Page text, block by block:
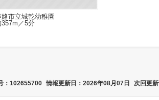
路市立城乾幼稚園
357m／5分
：102655700 情報更新日：2026年08月07日 次回更